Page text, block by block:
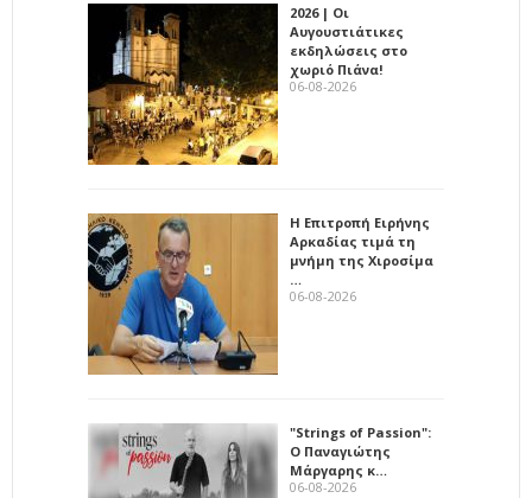
2026 | Οι
Αυγουστιάτικες
εκδηλώσεις στο
χωριό Πιάνα!
06-08-2026
Η Επιτροπή Ειρήνης
Αρκαδίας τιμά τη
μνήμη της Χιροσίμα
…
06-08-2026
"Strings of Passion":
Ο Παναγιώτης
Μάργαρης κ…
06-08-2026